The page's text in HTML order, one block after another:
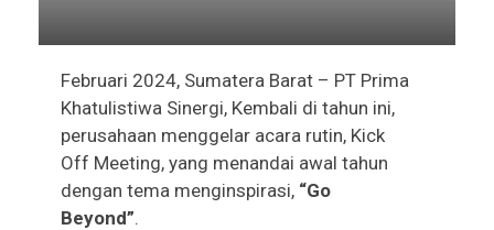
Februari 2024, Sumatera Barat – PT Prima
Khatulistiwa Sinergi, Kembali di tahun ini,
perusahaan menggelar acara rutin, Kick
Off Meeting, yang menandai awal tahun
dengan tema menginspirasi, “Go
Beyond”.